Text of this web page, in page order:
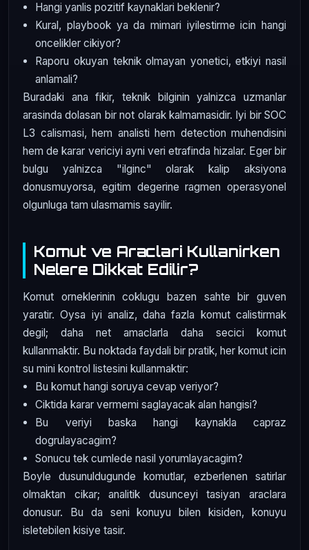
Hangi yanlis pozitif kaynaklari beklenir?
Kural, playbook ya da mimari iyilestirme icin hangi
oncelikler cikiyor?
Raporu okuyan teknik olmayan yonetici, etkiyi nasil
anlamali?
Buradaki ana fikir, teknik bilginin yalnizca uzmanlar
arasinda dolasan bir not olarak kalmamasidir. Iyi bir SOC
L3 calismasi, hem analisti hem detection muhendisini
hem de karar vericiyi ayni veri etrafinda hizalar. Eger bir
bulgu yalnizca "ilginc" olarak kalip aksiyona
donusmuyorsa, egitim degerine ragmen operasyonel
olgunluga tam ulasmamis sayilir.
Komut ve Araclari Kullanirken
Nelere Dikkat Edilir?
Komut orneklerinin coklugu bazen sahte bir guven
yaratir. Oysa iyi analiz, daha fazla komut calistirmak
degil; daha net amaclarla daha secici komut
kullanmaktir. Bu noktada faydali bir pratik, her komut icin
su mini kontrol listesini kullanmaktir:
Bu komut hangi soruya cevap veriyor?
Ciktida karar vermemi saglayacak alan hangisi?
Bu veriyi baska hangi kaynakla capraz
dogrulayacagim?
Sonucu tek cumlede nasil yorumlayacagim?
Boyle dusunuldugunde komutlar, ezberlenen satirlar
olmaktan cikar; analitik dusunceyi tasiyan araclara
donusur. Bu da seni konuyu bilen kisiden, konuyu
isletebilen kisiye tasir.